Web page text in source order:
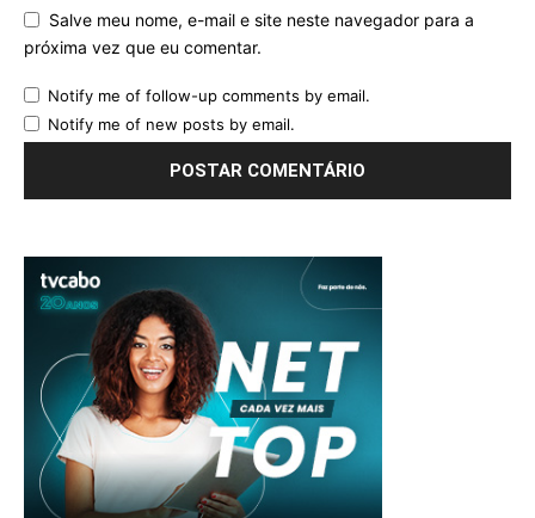
Salve meu nome, e-mail e site neste navegador para a
próxima vez que eu comentar.
Notify me of follow-up comments by email.
Notify me of new posts by email.